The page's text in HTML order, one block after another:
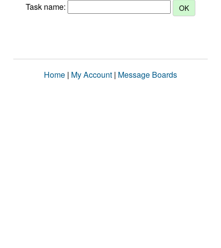
Task name:
Home | My Account | Message Boards